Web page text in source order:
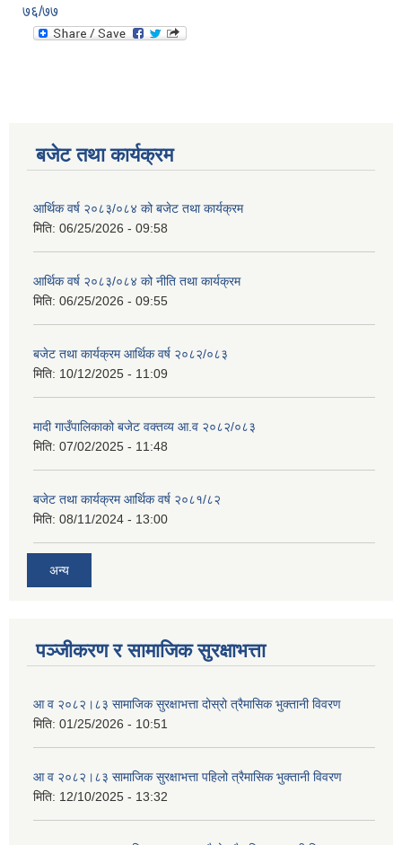
७६/७७
बजेट तथा कार्यक्रम
आर्थिक वर्ष २०८३/०८४ को बजेट तथा कार्यक्रम
मिति: 06/25/2026 - 09:58
आर्थिक वर्ष २०८३/०८४ को नीति तथा कार्यक्रम
मिति: 06/25/2026 - 09:55
बजेट तथा कार्यक्रम आर्थिक वर्ष २०८२/०८३
मिति: 10/12/2025 - 11:09
मादी गाउँपालिकाको बजेट वक्तव्य आ.व २०८२/०८३
मिति: 07/02/2025 - 11:48
बजेट तथा कार्यक्रम आर्थिक वर्ष २०८१/८२
मिति: 08/11/2024 - 13:00
अन्य
पञ्जीकरण र सामाजिक सुरक्षाभत्ता
आ व २०८२।८३ सामाजिक सुरक्षाभत्ता दोस्रो त्रैमासिक भुक्तानी विवरण
मिति: 01/25/2026 - 10:51
आ व २०८२।८३ सामाजिक सुरक्षाभत्ता पहिलो त्रैमासिक भुक्तानी विवरण
मिति: 12/10/2025 - 13:32